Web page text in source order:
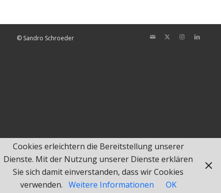
© Sandro Schroeder
Cookies erleichtern die Bereitstellung unserer
Dienste. Mit der Nutzung unserer Dienste erklären
Sie sich damit einverstanden, dass wir Cookies
verwenden. Weitere Informationen OK